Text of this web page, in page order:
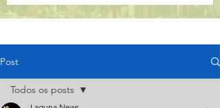
Post
Todos os posts